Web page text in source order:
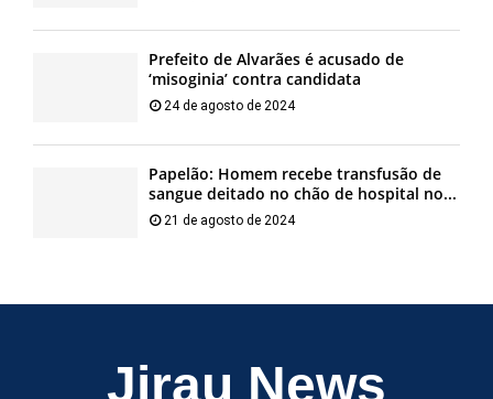
Prefeito de Alvarães é acusado de
‘misoginia’ contra candidata
24 de agosto de 2024
Papelão: Homem recebe transfusão de
sangue deitado no chão de hospital no...
21 de agosto de 2024
Jirau News